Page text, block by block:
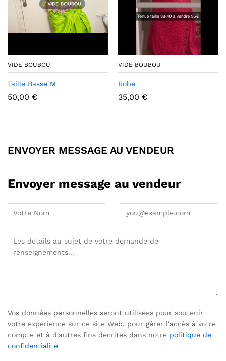
VIDE BOUBOU
Taille Basse M
50,00 €
VIDE BOUBOU
Robe
35,00 €
ENVOYER MESSAGE AU VENDEUR
Envoyer message au vendeur
Vos données personnelles seront utilisées pour soutenir
votre expérience sur ce site Web, pour gérer l'accès à votre
compte et à d'autres fins décrites dans notre politique de
confidentialité